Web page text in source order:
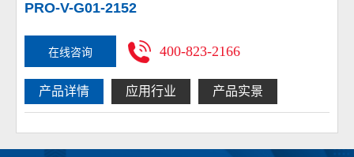
PRO-V-G01-2152
在线咨询 400-823-2166
产品详情 应用行业 产品实景